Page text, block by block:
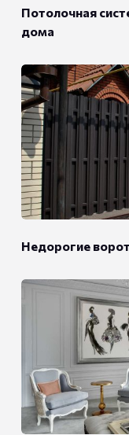
Потолочная
дома
Недорогие